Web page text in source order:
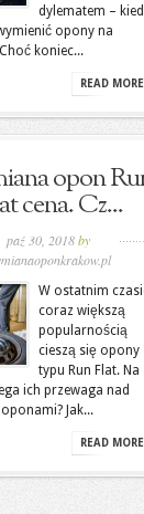
dylematem –
opony na
koniec...
READ MORE
opon
cena. Cz...
paź 30, 2018by
W ostatnim
coraz większą
popularnością
cieszą się opony
typu Run Flat. Na
ich przewaga nad
Jak...
READ MORE